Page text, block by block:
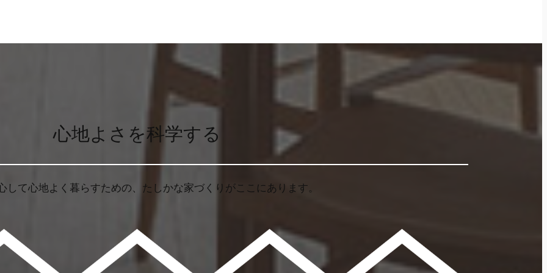
心地よさを科学する
して心地よく暮らすための、たしかな家づくりがここにあります。